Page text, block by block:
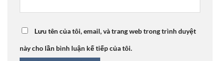
Lưu tên của tôi, email, và trang web trong trình duyệt
này cho lần bình luận kế tiếp của tôi.